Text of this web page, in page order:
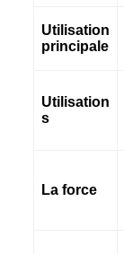
Utilisation
principale
Utilisation
s
La force